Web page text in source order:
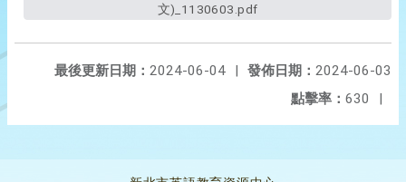
文)_1130603.pdf
發佈日期： 2024-06-03
最後更新日期： 2024-06-04
|
點擊率： 630 |